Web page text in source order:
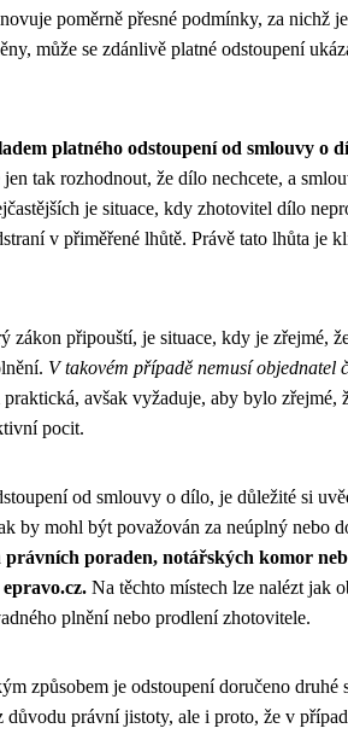
poměrně přesné podmínky, za
může se zdánlivě platné odstoupení
platného odstoupení od smlouvy o
jen tak rozhodnout, že dílo nechcete, a
je situace, kdy zhotovitel dílo
v přiměřené lhůtě. Právě tato lhůta je
zákon připouští, je situace, kdy je zřejmé,
V takovém případě nemusí objednatel
avšak vyžaduje, aby bylo
pocit.
od smlouvy o dílo, je důležité si
by mohl být považován za neúplný nebo
právních poraden, notářských komor
Na těchto místech lze nalézt jak
plnění nebo prodlení zhotovitele.
způsobem je odstoupení doručeno druhé
důvodu právní jistoty, ale i proto, že v